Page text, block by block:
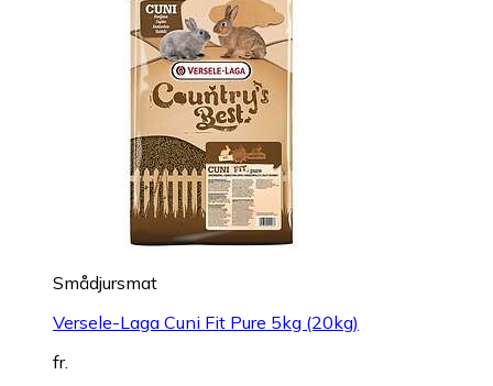
Smådjursmat
Versele-Laga Cuni Fit Pure 5kg (20kg)
fr.